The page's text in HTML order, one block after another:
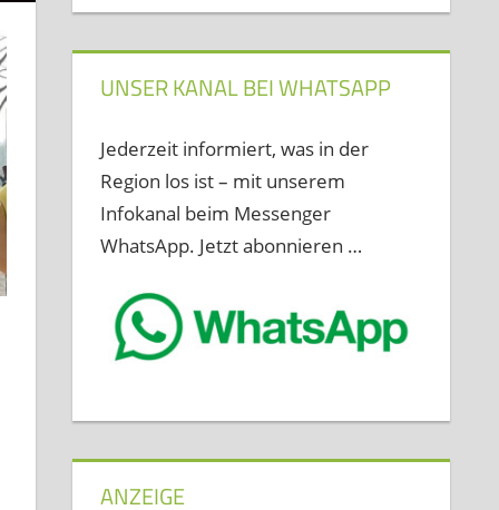
UNSER KANAL BEI WHATSAPP
Jederzeit informiert, was in der
Region los ist – mit unserem
Infokanal beim Messenger
WhatsApp. Jetzt abonnieren …
ANZEIGE